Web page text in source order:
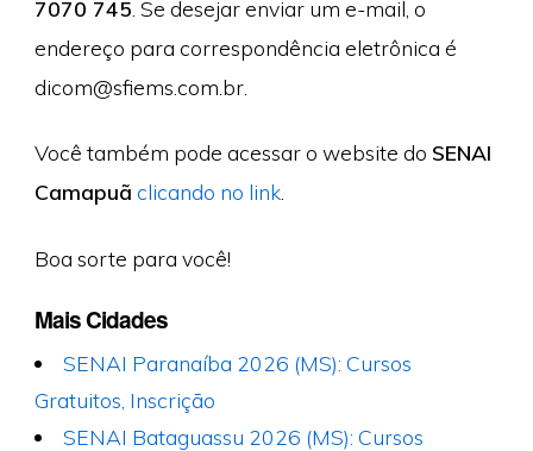
7070 745 . Se desejar enviar um e-mail, o
endereço para correspondência eletrônica é
dicom@sfiems.com.br.
Você também pode acessar o website do SENAI
Camapuã clicando no link.
Boa sorte para você!
Mais Cidades
SENAI Paranaíba 2026 (MS): Cursos
Gratuitos, Inscrição
SENAI Bataguassu 2026 (MS): Cursos